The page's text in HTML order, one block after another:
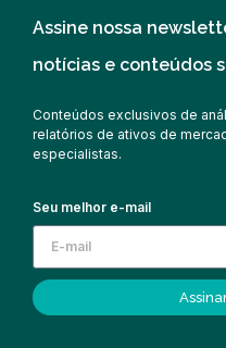
Assine nossa
notícias e conteúdos
Conteúdos exclusivos de
relatórios de ativos de
especialistas.
Seu melhor e-mail